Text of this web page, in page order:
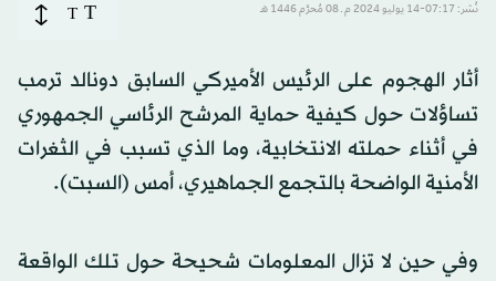
نُشر: 07:17-14 يوليو 2024 م ـ 08 مُحرَّم 1446 هـ T
T
أثار الهجوم على الرئيس الأميركي السابق دونالد ترمب
تساؤلات حول كيفية حماية المرشح الرئاسي الجمهوري
في أثناء حملته الانتخابية، وما الذي تسبب في الثغرات
الأمنية الواضحة بالتجمع الجماهيري، أمس (السبت).
وفي حين لا تزال المعلومات شحيحة حول تلك الواقعة